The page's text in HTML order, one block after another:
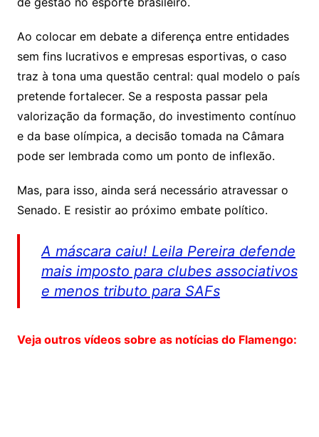
Ao colocar em debate a diferença entre entidades
sem fins lucrativos e empresas esportivas, o caso
traz à tona uma questão central: qual modelo o país
pretende fortalecer. Se a resposta passar pela
valorização da formação, do investimento contínuo
e da base olímpica, a decisão tomada na Câmara
pode ser lembrada como um ponto de inflexão.
Mas, para isso, ainda será necessário atravessar o
Senado. E resistir ao próximo embate político.
A máscara caiu! Leila Pereira defende
mais imposto para clubes associativos
e menos tributo para SAFs
Veja outros vídeos sobre as notícias do Flamengo: